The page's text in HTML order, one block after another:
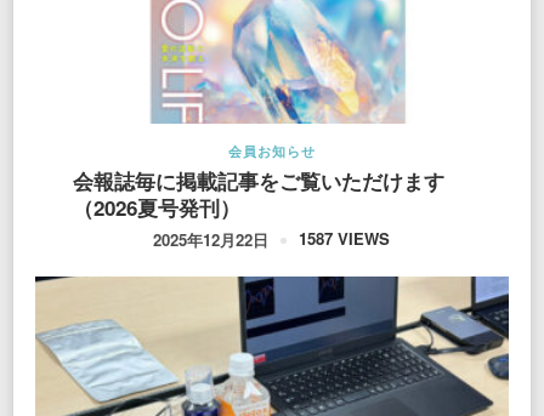
会員お知らせ
会報誌毎に掲載記事をご覧いただけます
（2026夏号発刊）
2025年12月22日 1587 VIEWS